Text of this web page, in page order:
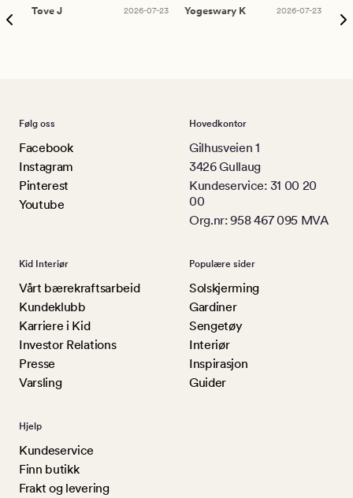
Tove J
2026-07-23
Yogeswary K
2026-07-23
Følg oss
Facebook
Instagram
Pinterest
Youtube
Hovedkontor
Gilhusveien 1
3426 Gullaug
Kundeservice: 31 00 20
00
Org.nr: 958 467 095 MVA
Kid Interiør
Vårt bærekraftsarbeid
Kundeklubb
Karriere i Kid
Investor Relations
Presse
Varsling
Populære sider
Solskjerming
Gardiner
Sengetøy
Interiør
Inspirasjon
Guider
Hjelp
Kundeservice
Finn butikk
Frakt og levering